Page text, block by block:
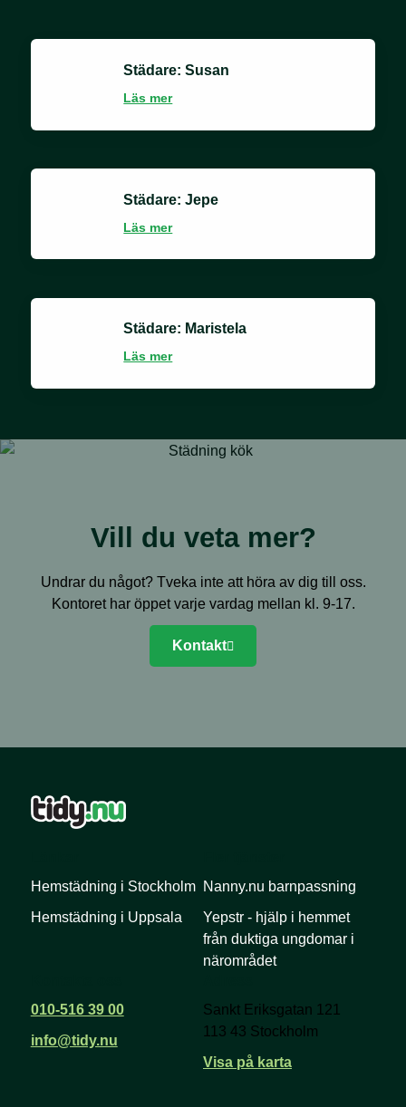
Städare: Susan
Läs mer
Städare: Jepe
Läs mer
Städare: Maristela
Läs mer
Vill du veta mer?
Undrar du något? Tveka inte att höra av dig till oss.
Kontoret har öppet varje vardag mellan kl. 9-17.
Kontakt
010-516 39 00
info@tidy.nu
Sankt Eriksgatan 121
113 43 Stockholm
Visa på karta
Hemstädning i Stockholm
Hemstädning i Uppsala
Nanny.nu barnpassning
Yepstr - hjälp i hemmet
från duktiga ungdomar i
närområdet